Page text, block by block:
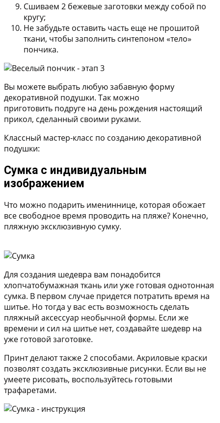
Сшиваем 2 бежевые заготовки между собой по
кругу;
Не забудьте оставить часть еще не прошитой
ткани, чтобы заполнить синтепоном «тело»
пончика.
Вы можете выбрать любую забавную форму
декоративной подушки. Так можно
приготовить подруге на день рождения настоящий
прикол, сделанный своими руками.
Классный мастер-класс по созданию декоративной
подушки:
Сумка с индивидуальным
изображением
Что можно подарить имениннице, которая обожает
все свободное время проводить на пляже? Конечно,
пляжную эксклюзивную сумку.
Для создания шедевра вам понадобится
хлопчатобумажная ткань или уже готовая однотонная
сумка. В первом случае придется потратить время на
шитье. Но тогда у вас есть возможность сделать
пляжный аксессуар необычной формы. Если же
времени и сил на шитье нет, создавайте шедевр на
уже готовой заготовке.
Принт делают также 2 способами. Акриловые краски
позволят создать эксклюзивные рисунки. Если вы не
умеете рисовать, воспользуйтесь готовыми
трафаретами.